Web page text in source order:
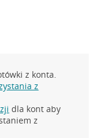
z konta.
z
dla kont aby
z